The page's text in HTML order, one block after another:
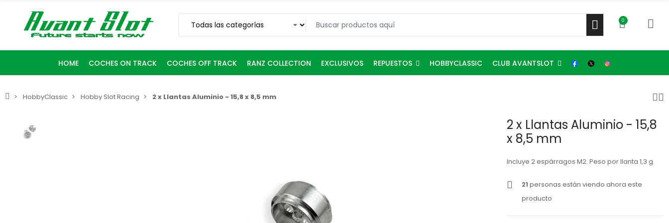
0
HOME COCHES ON TRACK COCHES OFF TRACK RANZ COLLECTION EXCLUSIVOS REPUESTOS HOBBYCLASSIC CLUB AVANTSLOT
HobbyClassic Hobby Slot Racing 2 x Llantas Aluminio - 15,8 x 8,5 mm
2 x Llantas Aluminio - 15,8
x 8,5 mm
Incluye 2 espárragos M2. Peso por llanta 1,3 g.
21 personas están viendo ahora este
producto